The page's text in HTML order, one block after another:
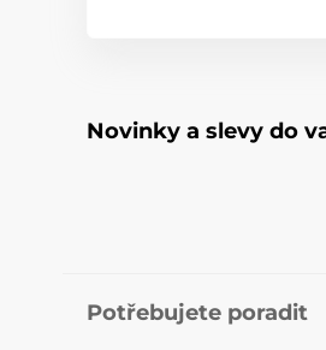
Novinky a slevy do
Potřebujete poradit